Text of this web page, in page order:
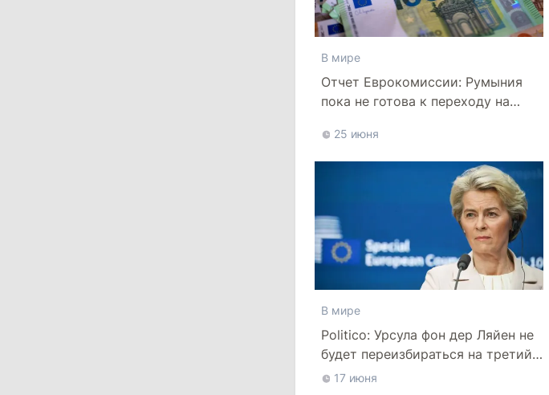
В мире
Отчет Еврокомиссии: Румыния
пока не готова к переходу на
25 июня
В мире
Politico: Урсула фон дер Ляйен не
будет переизбираться на третий
срок
17 июня